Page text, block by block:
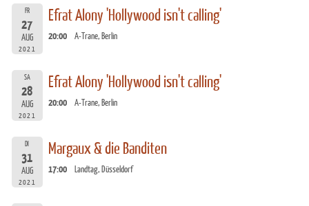
FR
27
AUG
2021
Efrat Alony 'Hollywood isn't calling'
20:00 A-Trane, Berlin
SA
28
AUG
2021
Efrat Alony 'Hollywood isn't calling'
20:00 A-Trane, Berlin
DI
31
AUG
2021
Margaux & die Banditen
17:00 Landtag, Düsseldorf